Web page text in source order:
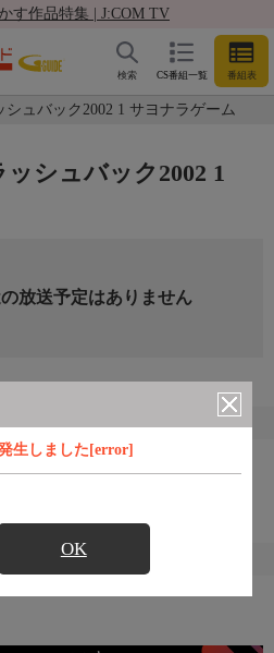
す作品特集 | J:COM TV
CS番組一覧 番組表
検索
シュバック2002 1 サヨナラゲーム
生しました[error]
OK
シュバック2002 1
放送予定はありません
組